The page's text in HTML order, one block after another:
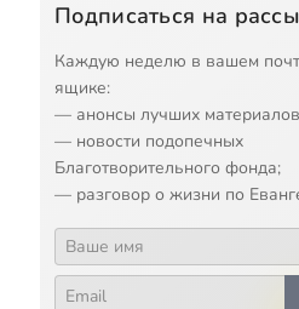
Подписаться на
Каждую неделю в вашем
ящике:
— анонсы лучших
— новости подопечных
Благотворительного фонда;
— разговор о жизни по